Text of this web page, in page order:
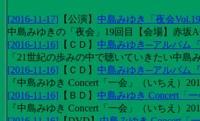
[2016-11-17] 【公演】 中島みゆき「夜会
中島みゆきの「夜会」19回目【会場】赤坂
[2016-11-16] 【 ＣＤ 】 中島みゆき─アルバム
「21世紀の歩みの中で聴いていきたい中島
[2016-11-16] 【 ＣＤ 】 中島みゆき─アルバム
『中島みゆき Concert「一会」（いちえ）
[2016-11-16] 【 ＢＤ 】 中島みゆき Concert「
『中島みゆき Concert「一会」（いちえ）